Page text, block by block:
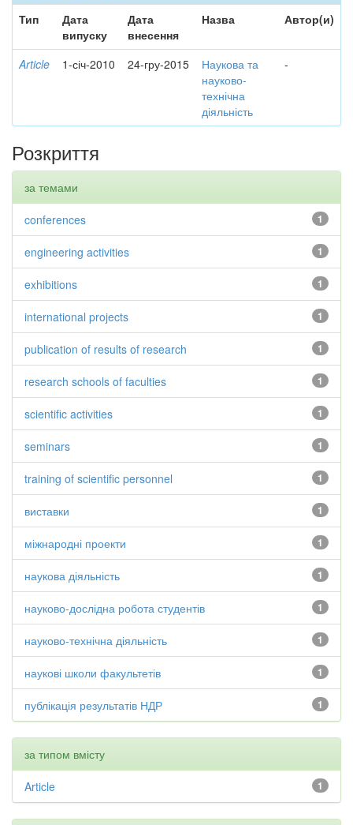
Тип
Дата
випуску
Дата
внесення
Назва Автор(и)
Article 1-січ-2010 24-гру-2015
Наукова та
науково-
технічна
діяльність
-
Розкриття
за темами
1
conferences
1
engineering activities
1
exhibitions
1
international projects
1
publication of results of research
1
research schools of faculties
1
scientific activities
1
seminars
1
training of scientific personnel
1
виставки
1
міжнародні проекти
1
наукова діяльність
1
науково-дослідна робота студентів
1
науково-технічна діяльність
1
наукові школи факультетів
1
публікація результатів НДР
за типом вмісту
1
Article